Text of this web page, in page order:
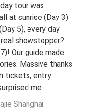
tour was
at sunrise (Day 3)
5), every day
real showstopper?
Our guide made
Massive thanks
tickets, entry
me.
Shanghai